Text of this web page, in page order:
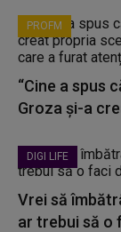
PROFM
“Cine a spus
Groza și-a
DIGI LIFE
Vrei să
ar trebui să o